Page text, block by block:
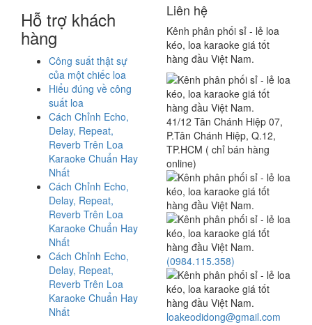
Hỗ trợ khách
hàng
Công suất thật sự
của một chiếc loa
Hiểu đúng về công
suất loa
Cách Chỉnh Echo,
Delay, Repeat,
Reverb Trên Loa
Karaoke Chuẩn Hay
Nhất
Cách Chỉnh Echo,
Delay, Repeat,
Reverb Trên Loa
Karaoke Chuẩn Hay
Nhất
Cách Chỉnh Echo,
Delay, Repeat,
Reverb Trên Loa
Karaoke Chuẩn Hay
Nhất
Liên hệ
Kênh phân phối sỉ - lẻ loa
kéo, loa karaoke giá tốt
hàng đầu Việt Nam.
41/12 Tân Chánh Hiệp 07,
P.Tân Chánh Hiệp, Q.12,
TP.HCM ( chỉ bán hàng
online)
(0984.115.358)
loakeodidong@gmail.com